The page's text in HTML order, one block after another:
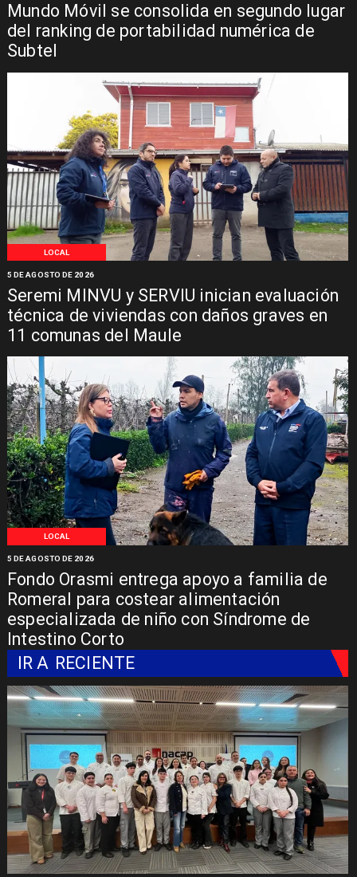
Mundo Móvil se consolida en segundo lugar
del ranking de portabilidad numérica de
Subtel
LOCAL
Seremi MINVU y SERVIU inician evaluación
técnica de viviendas con daños graves en
11 comunas del Maule
5 DE AGOSTO DE 2026
LOCAL
Fondo Orasmi entrega apoyo a familia de
Romeral para costear alimentación
especializada de niño con Síndrome de
Intestino Corto
5 DE AGOSTO DE 2026
IR A RECIENTE